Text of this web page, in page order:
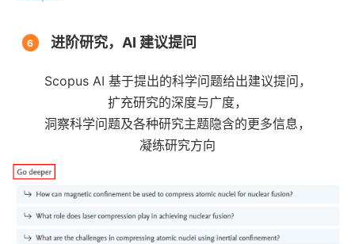
6 进阶研究，AI 建议提问
Scopus AI 基于提出的科学问题给出建议提问，
扩充研究的深度与广度，
洞察科学问题及各种研究主题隐含的更多信息，
凝练研究方向